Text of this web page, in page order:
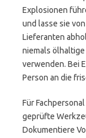
Explosionen
und lasse sie
Lieferanten
niemals
verwenden. Bei
Person an die
Für
geprüfte
Dokumentiere